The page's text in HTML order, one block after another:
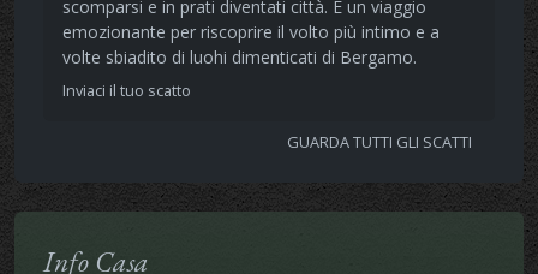
scomparsi e in prati diventati città. È un viaggio
emozionante per riscoprire il volto più intimo e a
volte sbiadito di luohi dimenticati di Bergamo.
Inviaci il tuo scatto
GUARDA TUTTI GLI SCATTI
Info Casa